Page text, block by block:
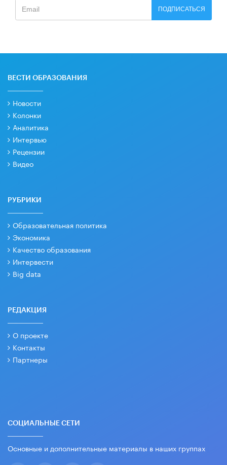
ПОДПИСАТЬСЯ
ВЕСТИ ОБРАЗОВАНИЯ
Новости
Колонки
Аналитика
Интервью
Рецензии
Видео
РУБРИКИ
Образовательная политика
Экономика
Качество образования
Интервести
Big data
РЕДАКЦИЯ
О проекте
Контакты
Партнеры
СОЦИАЛЬНЫЕ СЕТИ
Основные и дополнительные материалы в наших группах